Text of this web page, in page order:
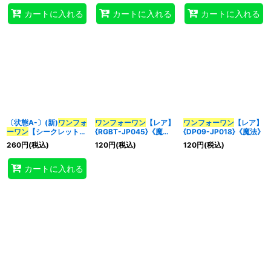
カートに入れる カートに入れる カートに入れる
〔状態A-〕(新)ワンフォ
ーワン 【シークレット】
{VP24-JP003}《魔
法》
260円(税込)
カートに入れる
ワンフォーワン【レア】
{RGBT-JP045}《魔
法》
120円(税込)
ワンフォーワン【レア】
{DP09-JP018}《魔法》
120円(税込)